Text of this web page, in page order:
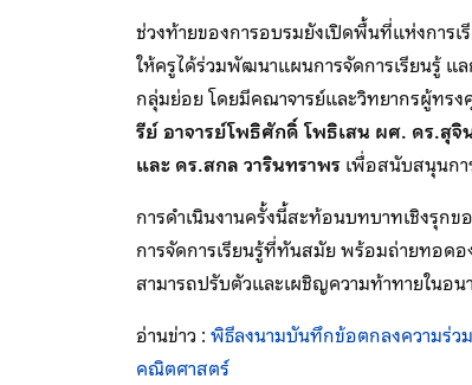
ช่วงท้ายของการอบรมยังเปิดพื้นที่แห่งการ
ให้ครูได้ร่วมพัฒนาแผนการจัดการเรียนรู้ แ
กลุ่มย่อย โดยมีคณาจารย์และวิทยากรผู้ทร
รีย์อาจารย์โพธิศักดิ์ โพธิเสน ผศ. ดร.สุจิ
และ ดร.สกล วารินทราพรเพื่อสนับสนุนกา
การดำเนินงานครั้งนี้สะท้อนบทบาทเชิงรุก
การจัดการเรียนรู้ที่ทันสมัย พร้อมถ่ายทอด
สามารถปรับตัวและเผชิญความท้าทายในอ
อ่านข่าว :พิธีลงนามบันทึกข้อตกลงความร่ว
คณิตศาสตร์